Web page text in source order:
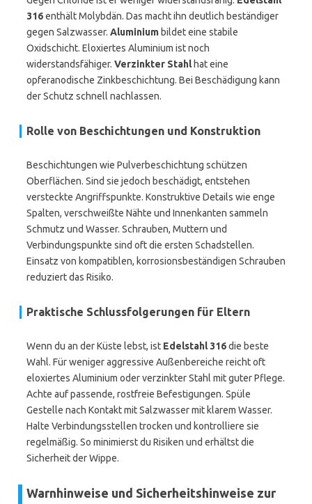
316enthält Molybdän. Das macht ihn deutlich beständiger
gegen Salzwasser. Aluminium bildet eine stabile
Oxidschicht. Eloxiertes Aluminium ist noch
widerstandsfähiger. Verzinkter Stahlhat eine
opferanodische Zinkbeschichtung. Bei Beschädigung kann
der Schutz schnell nachlassen.
Rolle von Beschichtungen und Konstruktion
Beschichtungen wie Pulverbeschichtung schützen
Oberflächen. Sind sie jedoch beschädigt, entstehen
versteckte Angriffspunkte. Konstruktive Details wie enge
Spalten, verschweißte Nähte und Innenkanten sammeln
Schmutz und Wasser. Schrauben, Muttern und
Verbindungspunkte sind oft die ersten Schadstellen.
Einsatz von kompatiblen, korrosionsbeständigen Schrauben
reduziert das Risiko.
Praktische Schlussfolgerungen für Eltern
Wenn du an der Küste lebst, ist Edelstahl 316die beste
Wahl. Für weniger aggressive Außenbereiche reicht oft
eloxiertes Aluminium oder verzinkter Stahl mit guter Pflege.
Achte auf passende, rostfreie Befestigungen. Spüle
Gestelle nach Kontakt mit Salzwasser mit klarem Wasser.
Halte Verbindungsstellen trocken und kontrolliere sie
regelmäßig. So minimierst du Risiken und erhältst die
Sicherheit der Wippe.
Warnhinweise und Sicherheitshinweise zur